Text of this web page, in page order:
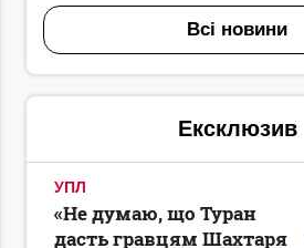
Всі новини
Ексклюзив
УПЛ
«Не думаю, що Туран
дасть гравцям Шахтаря